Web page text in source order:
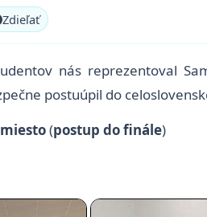
Zdieľať
nás reprezentoval
postuúpil do
(postup do finále)